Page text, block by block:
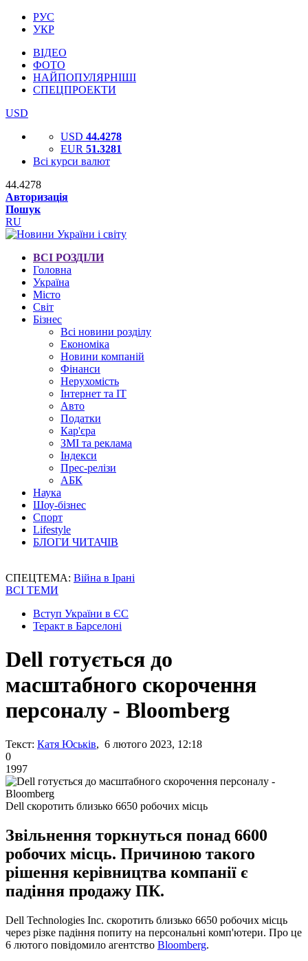
РУС
УКР
ВІДЕО
ФОТО
НАЙПОПУЛЯРНІШІ
СПЕЦПРОЕКТИ
USD
USD 44.4278
EUR 51.3281
Всі курси валют
44.4278
Авторизація
Пошук
RU
ВСІ РОЗДІЛИ
Головна
Україна
Місто
Світ
Бізнес
Всі новини розділу
Економіка
Новини компаній
Фінанси
Нерухомість
Інтернет та IT
Авто
Податки
Кар'єра
ЗМІ та реклама
Індекси
Прес-релізи
АБК
Наука
Шоу-бізнес
Спорт
Lifestyle
БЛОГИ ЧИТАЧІВ
СПЕЦТЕМА: Війна в Ірані
ВСІ ТЕМИ
Вступ України в ЄС
Теракт в Барселоні
Dell готується до
масштабного скорочення
персоналу - Bloomberg
Текст: Катя Юськів, 6 лютого 2023, 12:18
0
1997
Dell скоротить близько 6650 робочих місць
Звільнення торкнуться понад 6600
робочих місць. Причиною такого
рішення керівництва компанії є
падіння продажу ПК.
Dell Technologies Inc. скоротить близько 6650 робочих місць
через різке падіння попиту на персональні комп'ютери. Про це
6 лютого повідомило агентство Bloomberg.